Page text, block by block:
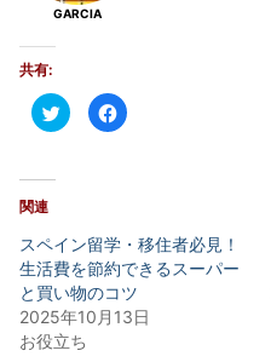
GARCIA
共有:
ク
リ
有
(新
し
い
ウ
ィ
ン
ド
ウ
Facebook
で
リ
ッ
ク
し
て
く
だ
関連
スペイン留学・移住者必見！
生活費を節約できるスーパー
と買い物のコツ
2025年10月13日
お役立ち